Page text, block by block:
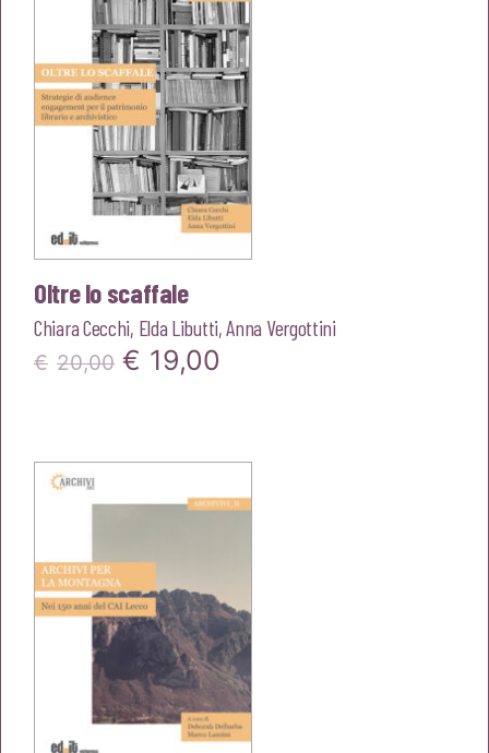
Oltre lo scaffale
Chiara Cecchi, Elda Libutti,Anna Vergottini
€ 20,00 Il
€20,00.
€ 19,00
€19,00.